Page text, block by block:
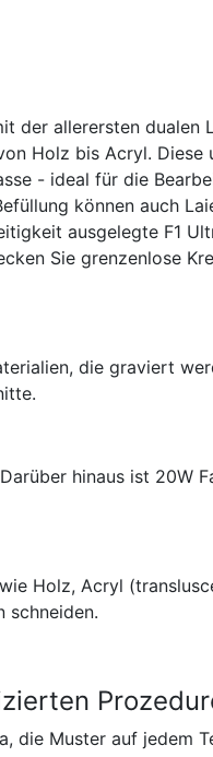
der allerersten dualen
Holz bis Acryl. Diese
- ideal für die
können auch
ausgelegte F1
Sie grenzenlose
die graviert
hinaus ist 20W
Holz, Acryl
schneiden.
die Muster auf jedem